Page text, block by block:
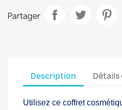
Partager
Description
Utilisez ce coffret